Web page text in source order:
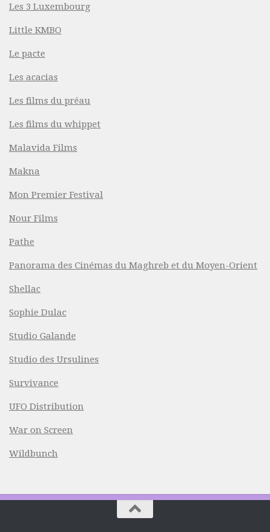
Les 3 Luxembourg
Little KMBO
Le pacte
Les acacias
Les films du préau
Les films du whippet
Malavida Films
Makna
Mon Premier Festival
Nour Films
Pathe
Panorama des Cinémas du Maghreb et du Moyen-Orient
Shellac
Sophie Dulac
Studio Galande
Studio des Ursulines
Survivance
UFO Distribution
War on Screen
Wildbunch